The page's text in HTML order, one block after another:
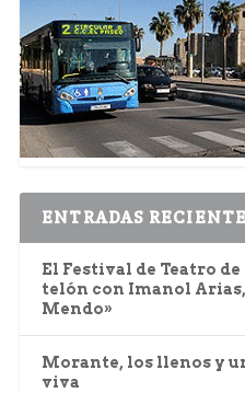
ENTRADAS
El Festival de Teatro
telón con Imanol
Mendo»
Morante, los llenos y
viva